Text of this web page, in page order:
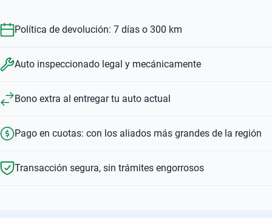
Política de devolución: 7 días o 300 km
Auto inspeccionado legal y mecánicamente
Bono extra al entregar tu auto actual
Pago en cuotas: con los aliados más grandes de la región
Transacción segura, sin trámites engorrosos